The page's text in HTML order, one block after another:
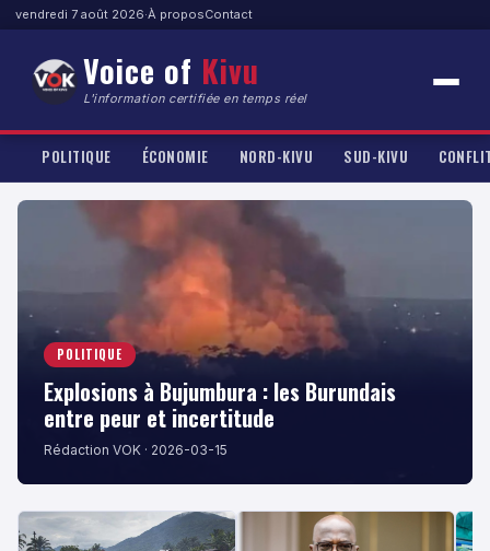
vendredi 7 août 2026·À proposContact
Voice of Kivu
L'information certifiée en temps réel
POLITIQUE ÉCONOMIE NORD-KIVU SUD-KIVU
POLITIQUE
Explosions à Bujumbura : les Burundais
entre peur et incertitude
Rédaction VOK · 2026-03-15